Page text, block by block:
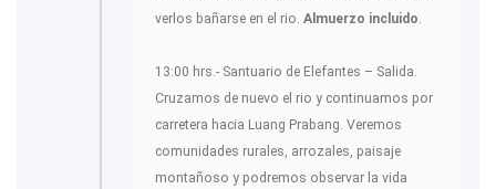
verlos bañarse en el rio. Almuerzo incluido
13:00 hrs.- Santuario de Elefantes – Salida.
Cruzamos de nuevo el rio y continuamos por
carretera hacia Luang Prabang. Veremos
comunidades rurales, arrozales, paisaje
montañoso y podremos observar la vida